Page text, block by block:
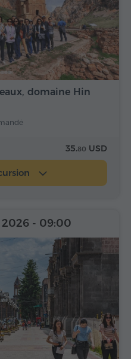
domaine Hin
35.80 USD
2026 - 09:00